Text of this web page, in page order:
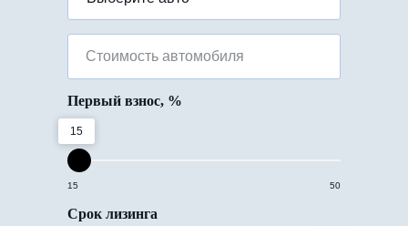
Стоимость автомобиля
Первый взнос, %
15
15 50
Срок лизинга